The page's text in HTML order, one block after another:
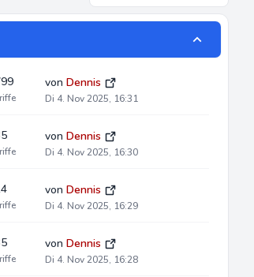
von Dennis
Di 4. Nov 2025, 16:31
von Dennis
Di 4. Nov 2025, 16:30
von Dennis
Di 4. Nov 2025, 16:29
von Dennis
Di 4. Nov 2025, 16:28